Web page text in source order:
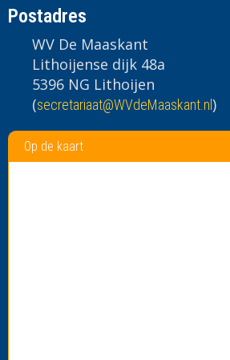
Postadres
WV De Maaskant
Lithoijense dijk 48a
5396 NG Lithoijen
(taairaterces@WVdeMaaskant.nl)
Op de kaart